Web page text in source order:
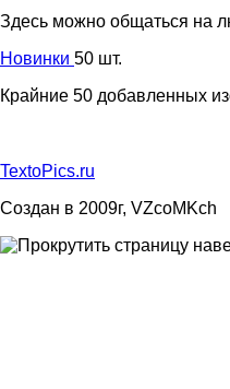
Здесь можно общаться на
Новинки 50 шт.
Крайние 50 добавленных
TextoPics.ru
Создан в 2009г, VZcoMKch